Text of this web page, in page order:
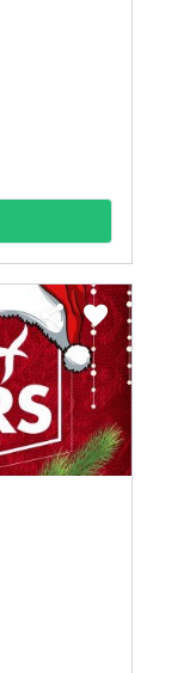
share favorite